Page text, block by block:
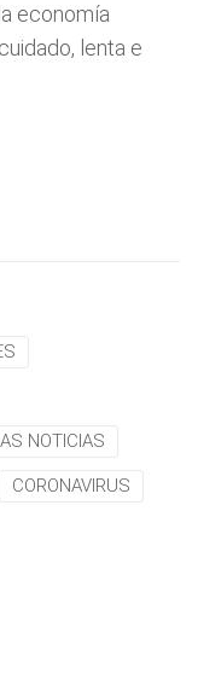
economía
lenta e
NOTICIAS
CORONAVIRUS